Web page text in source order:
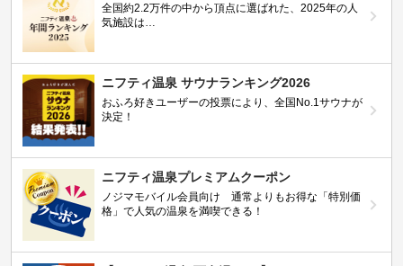
全国約2.2万件の中から頂点に選ばれた、2025年の人
気施設は…
ニフティ温泉 サウナランキング2026
おふろ好きユーザーの投票により、全国No.1サウナが
決定！
ニフティ温泉プレミアムクーポン
ノジマモバイル会員向け 通常よりもお得な「特別価
格」で人気の温泉を満喫できる！